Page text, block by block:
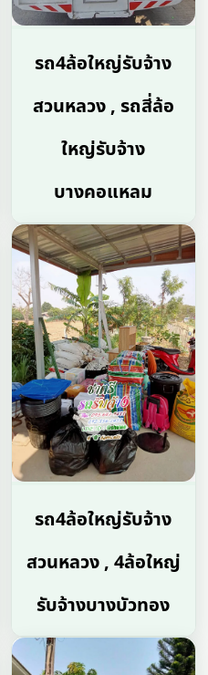
รถ4ล้อใหญ่รับจ้าง
สวนหลวง , รถสี่ล้อ
ใหญ่รับจ้าง
บางคอแหลม
รถ4ล้อใหญ่รับจ้าง
สวนหลวง , 4ล้อใหญ่
รับจ้างบางบัวทอง